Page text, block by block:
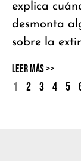
explica
desmonta
sobre la
Leer Más >>
1 2 3 4 5